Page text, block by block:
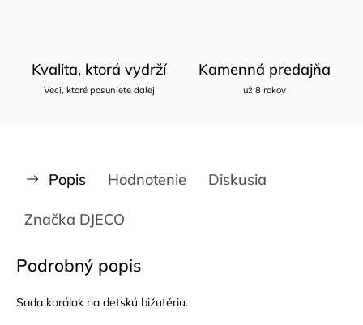
Kvalita, ktorá vydrží
Veci, ktoré posuniete ďalej
Kamenná predajňa
už 8 rokov
Popis Hodnotenie Diskusia
Značka DJECO
Podrobný popis
Sada korálok na detskú bižutériu.